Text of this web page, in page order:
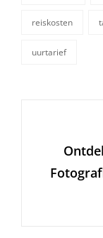
reiskosten
uurtarief
bericht